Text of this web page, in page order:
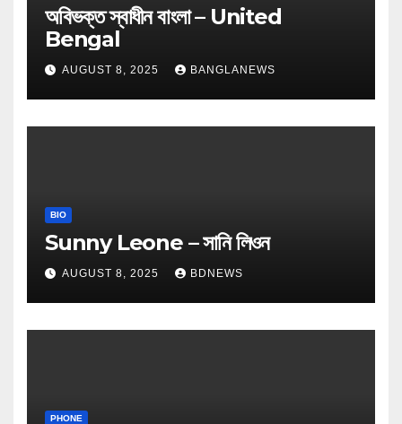
অবিভক্ত স্বাধীন বাংলা – United
Bengal
AUGUST 8, 2025 BANGLANEWS
BIO
Sunny Leone – সানি লিওন
AUGUST 8, 2025 BDNEWS
PHONE